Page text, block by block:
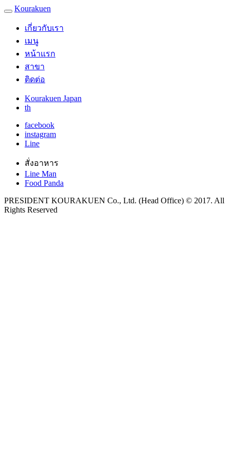
Kourakuen
เกี่ยวกับเรา
เมนู
หน้าแรก
สาขา
ติดต่อ
Kourakuen Japan
th
facebook
instagram
Line
สั่งอาหาร
Line Man
Food Panda
PRESIDENT KOURAKUEN Co., Ltd. (Head Office) © 2017. All
Rights Reserved